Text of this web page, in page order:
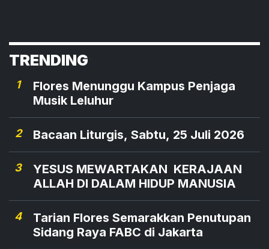
TRENDING
1
Flores Menunggu Kampus Penjaga
Musik Leluhur
2 Bacaan Liturgis, Sabtu, 25 Juli 2026
3
YESUS MEWARTAKAN KERAJAAN
ALLAH DI DALAM HIDUP MANUSIA
4
Tarian Flores Semarakkan Penutupan
Sidang Raya FABC di Jakarta